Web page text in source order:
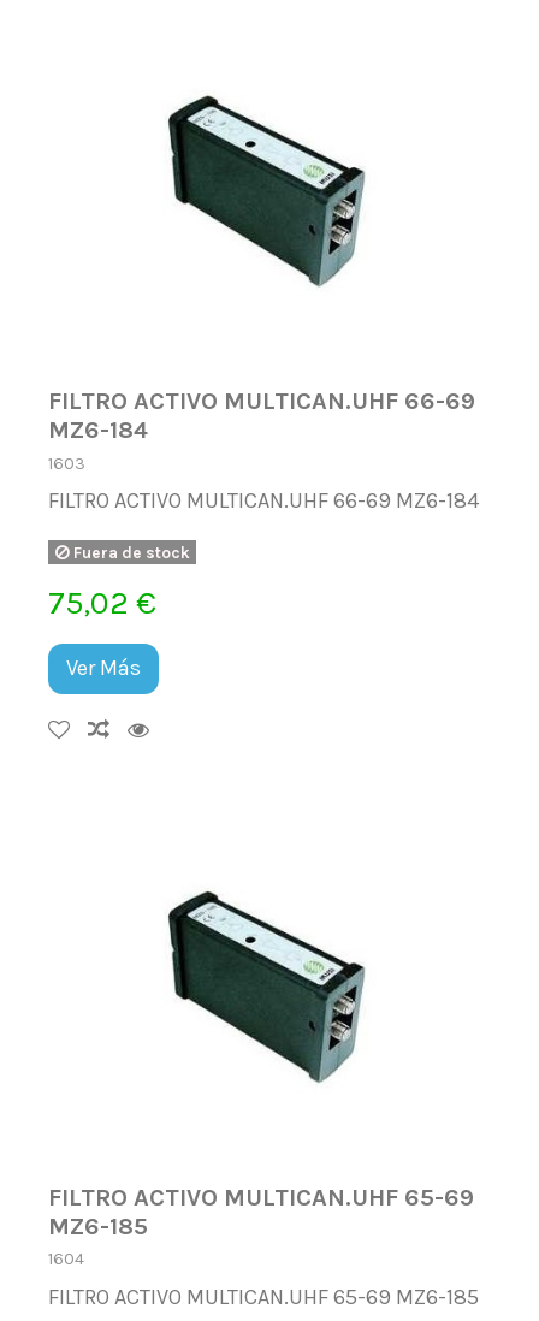
FILTRO ACTIVO MULTICAN.UHF 66-69
MZ6-184
1603
FILTRO ACTIVO MULTICAN.UHF 66-69 MZ6-184
Fuera de stock
75,02 €
Ver Más
FILTRO ACTIVO MULTICAN.UHF 65-69
MZ6-185
1604
FILTRO ACTIVO MULTICAN.UHF 65-69 MZ6-185